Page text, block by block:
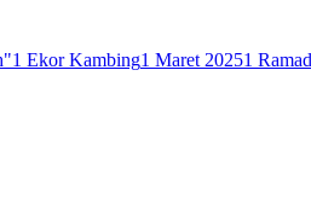
1 Ekor Kambing1 Maret 20251